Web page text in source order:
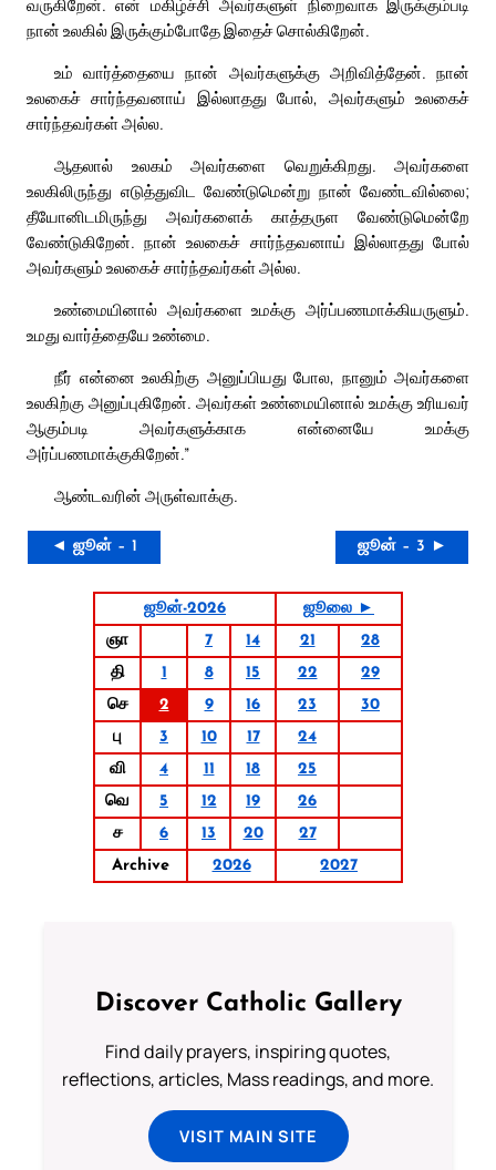
நான் உலகில் இருக்கும்போதே இதைச் சொல்கிறேன்.
உம் வார்த்தையை நான் அவர்களுக்கு அறிவித்தேன். நான்
உலகைச் சார்ந்தவனாய் இல்லாதது போல், அவர்களும் உலகைச்
சார்ந்தவர்கள் அல்ல.
ஆதலால் உலகம் அவர்களை வெறுக்கிறது. அவர்களை
உலகிலிருந்து எடுத்துவிட வேண்டுமென்று நான் வேண்டவில்லை;
தீயோனிடமிருந்து அவர்களைக் காத்தருள வேண்டுமென்றே
வேண்டுகிறேன். நான் உலகைச் சார்ந்தவனாய் இல்லாதது போல்
அவர்களும் உலகைச் சார்ந்தவர்கள் அல்ல.
உண்மையினால் அவர்களை உமக்கு அர்ப்பணமாக்கியருளும்.
உமது வார்த்தையே உண்மை.
நீர் என்னை உலகிற்கு அனுப்பியது போல, நானும் அவர்களை
உலகிற்கு அனுப்புகிறேன். அவர்கள் உண்மையினால் உமக்கு உரியவர்
ஆகும்படி அவர்களுக்காக என்னையே உமக்கு
அர்ப்பணமாக்குகிறேன்.”
ஆண்டவரின் அருள்வாக்கு.
◄ ஜூன் – 1 ஜூன் – 3 ►
ஜூன்-2026
ஜூலை ►
ஞா
7 14 21
28
தி
1 8 15 22
29
செ
2 9 16 23
30
பு
3 10 17
24
வி
4 11 18
25
வெ
5 12 19
26
ச
6 13 20
27
Archive
2026 2027
Discover Catholic Gallery
Find daily prayers, inspiring quotes,
reflections, articles, Mass readings, and more.
VISIT MAIN SITE